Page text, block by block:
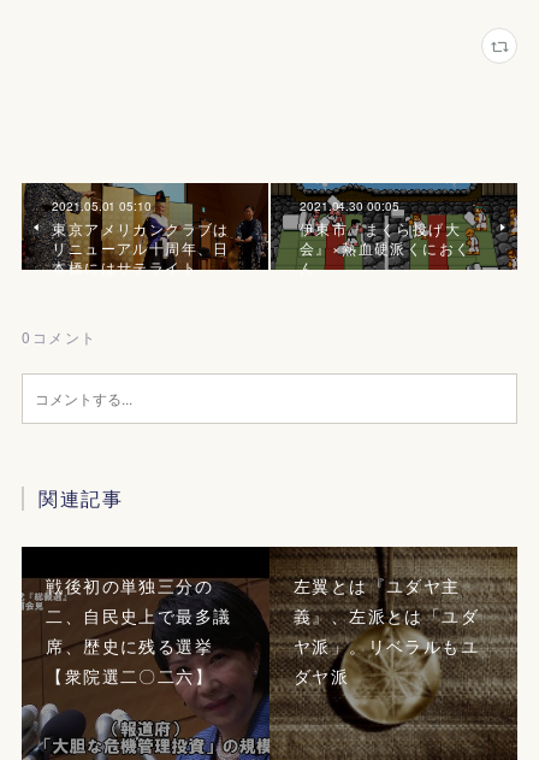
2021.05.01 05:10
東京アメリカンクラブは
リニューアル十周年、日
本橋にはサテライト
2021.04.30 00:05
伊東市『まくら投げ大
会』×熱血硬派くにおく
ん
0 コメント
関連記事
戦後初の単独三分の
二、自民史上で最多議
席、歴史に残る選挙
【衆院選二〇二六】
左翼とは『ユダヤ主
義』、左派とは「ユダ
ヤ派」。リベラルもユ
ダヤ派